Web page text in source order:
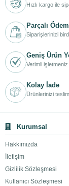
Hızlı kargo ile
Parçalı
Siparişlerinizi
Geniş Ürün
Verimli
Kolay İade
Ürünlerinizi
Kurumsal
Hakkımızda
İletişim
Gizlilik Sözleşmesi
Kullanıcı Sözleşmesi